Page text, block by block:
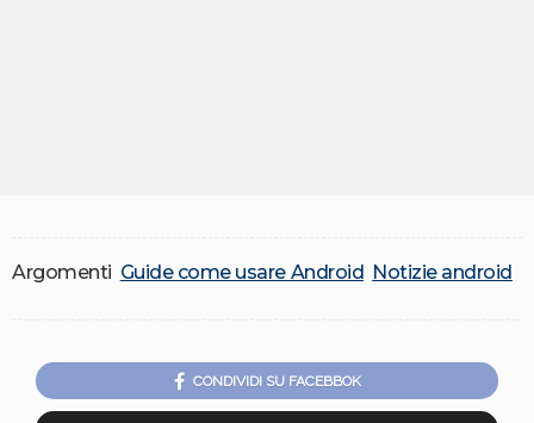
Argomenti Guide come usare Android Notizie android
CONDIVIDI SU FACEBBOK